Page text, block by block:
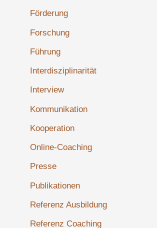
Förderung
Forschung
Führung
Interdisziplinarität
Interview
Kommunikation
Kooperation
Online-Coaching
Presse
Publikationen
Referenz Ausbildung
Referenz Coaching